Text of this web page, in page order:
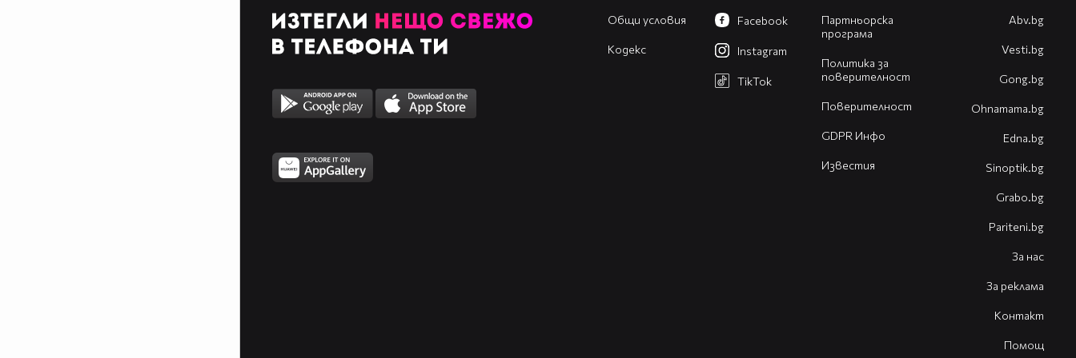
Общи условия
Кодекс
Партньорска
програма
Политика за
поверителност
Поверителност
GDPR Инфо
Известия
Facebook
Instagram
TikTok
Abv.bg
Vesti.bg
Gong.bg
Оhnamama.bg
Edna.bg
Sinoptik.bg
Grabo.bg
Pariteni.bg
За нас
За реклама
Контакт
Помощ